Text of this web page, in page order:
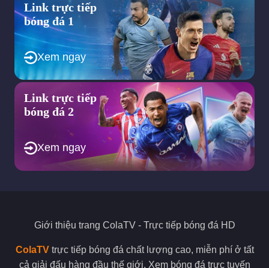
Link trực tiếp
bóng đá 1
Xem ngay
Link trực tiếp
bóng đá 2
Xem ngay
Giới thiệu trang ColaTV- Trực tiếp bóng đá HD
ColaTVtrực tiếp bóng đá chất lượng cao, miễn phí ở tất
cả giải đấu hàng đầu thế giới. Xem bóng đá trực tuyến